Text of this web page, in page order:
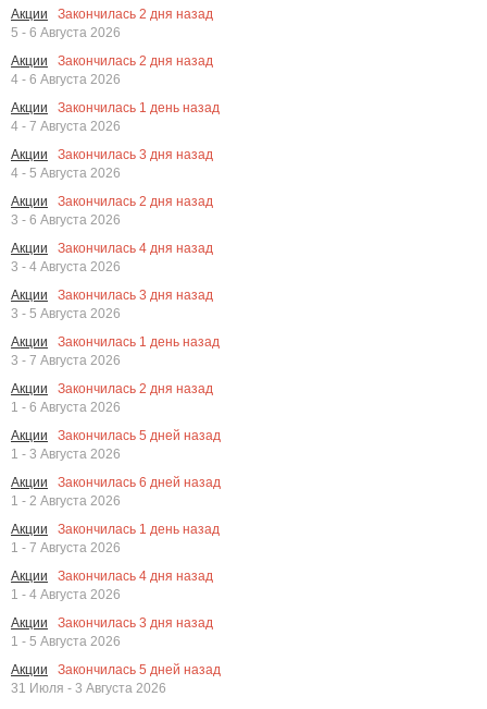
Акции Закончилась 2 дня назад
5 - 6 Августа 2026
Акции
Закончилась 2 дня назад
4 - 6 Августа 2026
Акции
Закончилась 1 день назад
4 - 7 Августа 2026
Акции
Закончилась 3 дня назад
4 - 5 Августа 2026
Акции
Закончилась 2 дня назад
3 - 6 Августа 2026
Акции
Закончилась 4 дня назад
3 - 4 Августа 2026
Акции
Закончилась 3 дня назад
3 - 5 Августа 2026
Акции
Закончилась 1 день назад
3 - 7 Августа 2026
Акции
Закончилась 2 дня назад
1 - 6 Августа 2026
Акции
Закончилась 5 дней назад
1 - 3 Августа 2026
Акции
Закончилась 6 дней назад
1 - 2 Августа 2026
Акции
Закончилась 1 день назад
1 - 7 Августа 2026
Акции
Закончилась 4 дня назад
1 - 4 Августа 2026
Акции
Закончилась 3 дня назад
1 - 5 Августа 2026
Акции
Закончилась 5 дней назад
31 Июля - 3 Августа 2026